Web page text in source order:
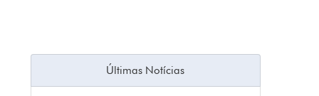
Últimas Notícias